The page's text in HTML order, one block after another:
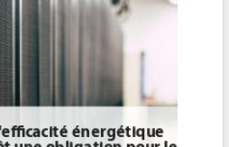
énergétique